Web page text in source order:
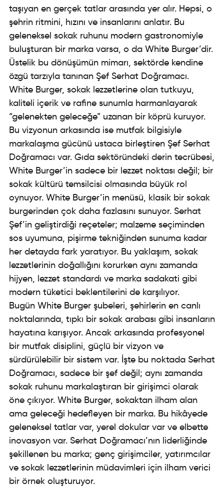
taşıyan en gerçek tatlar arasında yer alır. Hepsi, o
şehrin ritmini, hızını ve insanlarını anlatır. Bu
geleneksel sokak ruhunu modern gastronomiyle
buluşturan bir marka varsa, o da White Burger’dir.
Üstelik bu dönüşümün mimarı, sektörde kendine
özgü tarzıyla tanınan Şef Serhat Doğramacı.
White Burger, sokak lezzetlerine olan tutkuyu,
kaliteli içerik ve rafine sunumla harmanlayarak
“gelenekten geleceğe” uzanan bir köprü kuruyor.
Bu vizyonun arkasında ise mutfak bilgisiyle
markalaşma gücünü ustaca birleştiren Şef Serhat
Doğramacı var. Gıda sektöründeki derin tecrübesi,
White Burger’in sadece bir lezzet noktası değil; bir
sokak kültürü temsilcisi olmasında büyük rol
oynuyor. White Burger’in menüsü, klasik bir sokak
burgerinden çok daha fazlasını sunuyor. Serhat
Şef’in geliştirdiği reçeteler; malzeme seçiminden
sos uyumuna, pişirme tekniğinden sunuma kadar
her detayda fark yaratıyor. Bu yaklaşım, sokak
lezzetlerinin doğallığını korurken aynı zamanda
hijyen, lezzet standardı ve marka sadakati gibi
modern tüketici beklentilerini de karşılıyor.
Bugün White Burger şubeleri, şehirlerin en canlı
noktalarında, tıpkı bir sokak arabası gibi insanların
hayatına karışıyor. Ancak arkasında profesyonel
bir mutfak disiplini, güçlü bir vizyon ve
sürdürülebilir bir sistem var. İşte bu noktada Serhat
Doğramacı, sadece bir şef değil; aynı zamanda
sokak ruhunu markalaştıran bir girişimci olarak
öne çıkıyor. White Burger, sokaktan ilham alan
ama geleceği hedefleyen bir marka. Bu hikâyede
geleneksel tatlar var, yerel dokular var ve elbette
inovasyon var. Serhat Doğramacı’nın liderliğinde
şekillenen bu marka; genç girişimciler, yatırımcılar
ve sokak lezzetlerinin müdavimleri için ilham verici
bir örnek oluşturuyor.